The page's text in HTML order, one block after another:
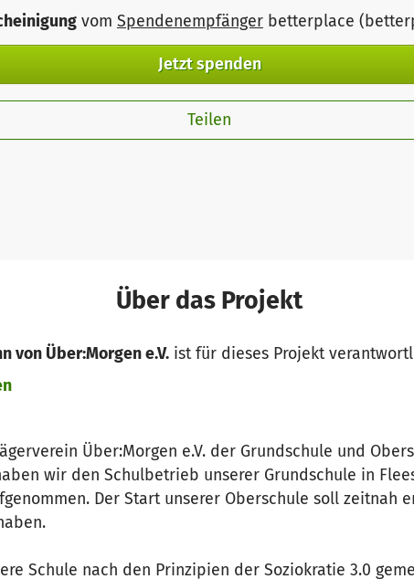
vom Spendenempfänger betterplace
Jetzt spenden
Teilen
Über das Projekt
von Über:Morgen e.V.ist für dieses Projekt
Über:Morgen e.V. der Grundschule und
wir den Schulbetrieb unserer Grundschule in
Der Start unserer Oberschule soll zeitnah
Schule nach den Prinzipien der Soziokratie 3.0